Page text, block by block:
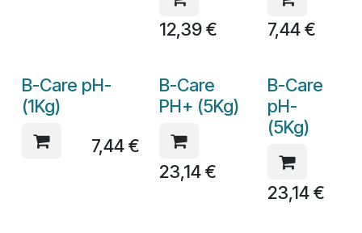
12,39€ 7,44€
B-Care pH-
(1Kg)
7,44€
B-Care
PH+ (5Kg)
23,14€
B-Care
pH-
(5Kg)
23,14€